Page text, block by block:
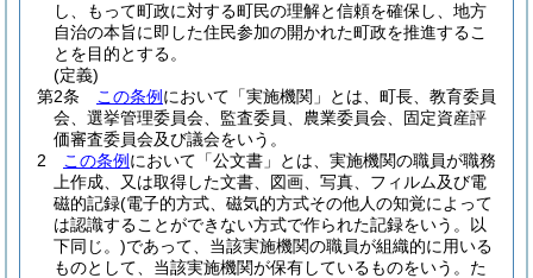
し、もって町政に対する町民の理解と信頼を確保し、地方
自治の本旨に即した住民参加の開かれた町政を推進するこ
とを目的とする。
(定義)
第2条
この条例 において「実施機関」とは、町長、教育委員
会、選挙管理委員会、監査委員、農業委員会、固定資産評
価審査委員会及び議会をいう。
2
この条例 において「公文書」とは、実施機関の職員が職務
上作成、又は取得した文書、図画、写真、フィルム及び電
磁的記録(電子的方式、磁気的方式その他人の知覚によって
は認識することができない方式で作られた記録をいう。以
下同じ。)であって、当該実施機関の職員が組織的に用いる
ものとして、当該実施機関が保有しているものをいう。 た